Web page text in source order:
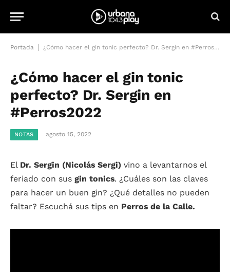
Portada ¿Cómo hacer el gin tonic perfecto? Dr. Sergin en #Perros2022
¿Cómo hacer el gin tonic
perfecto? Dr. Sergin en
#Perros2022
NOTAS agosto 15, 2022
El Dr. Sergin (Nicolás Sergi) vino a levantarnos el
feriado con sus gin tonics. ¿Cuáles son las claves
para hacer un buen gin? ¿Qué detalles no pueden
faltar? Escuchá sus tips en Perros de la Calle.